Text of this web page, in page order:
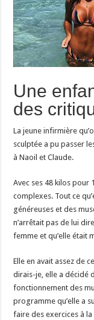
Une
des
La jeune infirmière
sculptée a pu passer
à Naoil et Claude.
Avec ses 48 kilos pour
complexes. Tout ce
généreuses et des
n’arrêtait pas de lui
femme et qu’elle était
Elle en avait assez de
dirais-je, elle a décidé
fonctionnement des
programme qu’elle a
faire des exercices à